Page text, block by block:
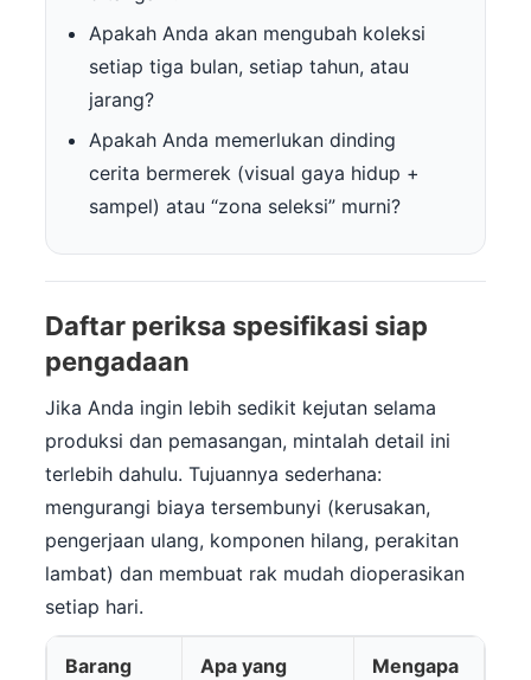
Apakah Anda akan mengubah koleksi
setiap tiga bulan, setiap tahun, atau
jarang?
Apakah Anda memerlukan dinding
cerita bermerek (visual gaya hidup +
sampel) atau “zona seleksi” murni?
Daftar periksa spesifikasi siap
pengadaan
Jika Anda ingin lebih sedikit kejutan selama
produksi dan pemasangan, mintalah detail ini
terlebih dahulu. Tujuannya sederhana:
mengurangi biaya tersembunyi (kerusakan,
pengerjaan ulang, komponen hilang, perakitan
lambat) dan membuat rak mudah dioperasikan
setiap hari.
Barang
Apa yang
Mengapa